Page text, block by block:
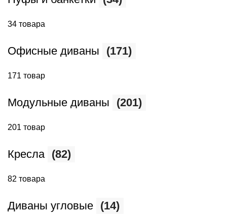
34 товара
Офисные диваны (171)
171 товар
Модульные диваны (201)
201 товар
Кресла (82)
82 товара
Диваны угловые (14)